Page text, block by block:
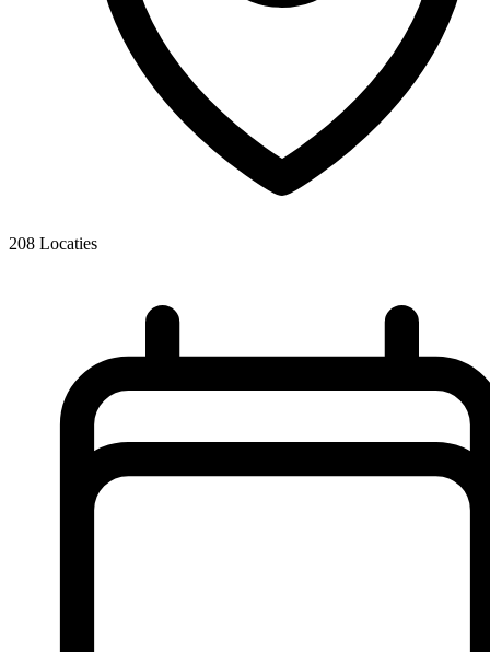
208 Locaties